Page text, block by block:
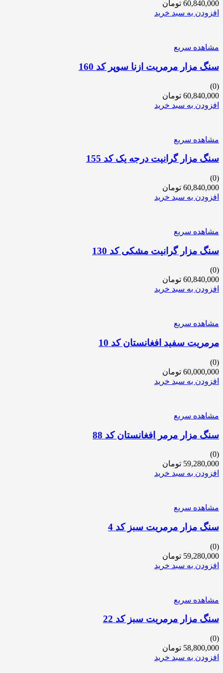
60,840,000 تومان
افزودن به سبد خرید
مشاهده سریع
سنگ مزار مرمریت ازنا سوپر کد 160
(0)
60,840,000 تومان
افزودن به سبد خرید
مشاهده سریع
سنگ مزار گرانیت درجه یک کد 155
(0)
60,840,000 تومان
افزودن به سبد خرید
مشاهده سریع
سنگ مزار گرانیت مشکی کد 130
(0)
60,840,000 تومان
افزودن به سبد خرید
مشاهده سریع
مرمریت سفید افغانستان کد 10
(0)
60,000,000 تومان
افزودن به سبد خرید
مشاهده سریع
سنگ مزار مرمر افغانستان کد 88
(0)
59,280,000 تومان
افزودن به سبد خرید
مشاهده سریع
سنگ مزار مرمریت سبز کد 4
(0)
59,280,000 تومان
افزودن به سبد خرید
مشاهده سریع
سنگ مزار مرمریت سبز کد 22
(0)
58,800,000 تومان
افزودن به سبد خرید